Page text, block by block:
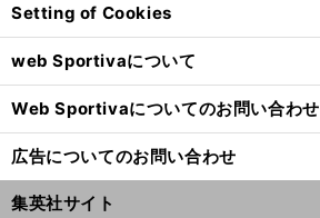
Setting of Cookies
web Sportivaについて
Web Sportivaについてのお問い合わせ
広告についてのお問い合わせ
集英社サイト